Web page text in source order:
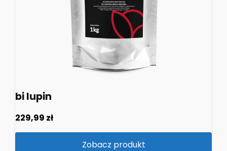
bi lupin
229,99 zł
Zobacz produkt